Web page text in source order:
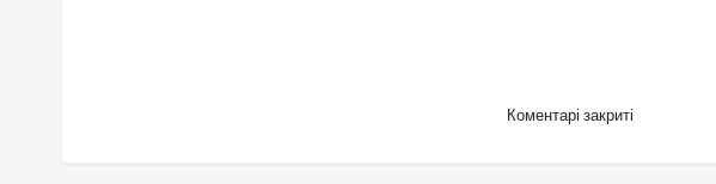
Коментарі закриті